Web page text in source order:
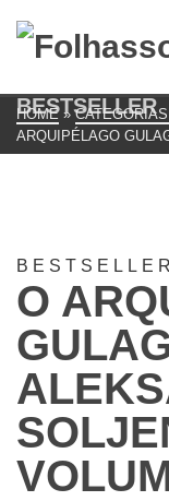
BESTSELLER
HOME »
ARQUIPÉLAGO
BESTSELLER
O